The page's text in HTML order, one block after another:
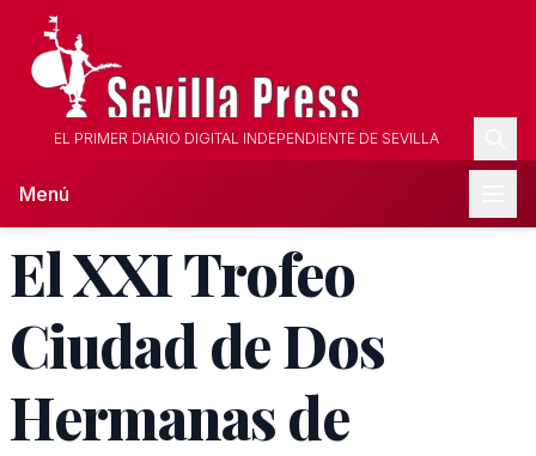
EL PRIMER DIARIO DIGITAL INDEPENDIENTE DE SEVILLA
Menú
El XXI Trofeo
Ciudad de Dos
Hermanas de